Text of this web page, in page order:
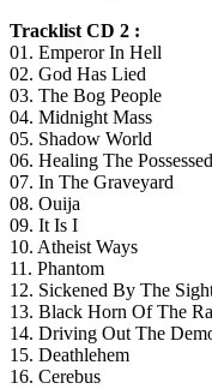
Tracklist CD 2 :
01. Emperor In Hell
02. God Has Lied
03. The Bog People
04. Midnight Mass
05. Shadow World
06. Healing The Possessed
07. In The Graveyard
08. Ouija
09. It Is I
10. Atheist Ways
11. Phantom
12. Sickened By The
13. Black Horn Of The
14. Driving Out The
15. Deathlehem
16. Cerebus